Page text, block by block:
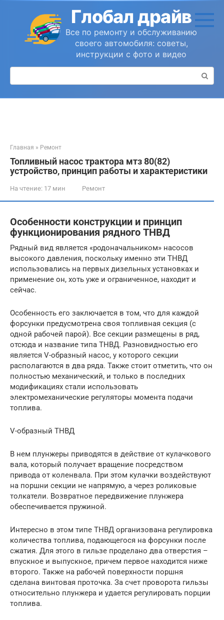
контенту
Глобал драйв
Все по ремонту и обслуживанию
своего автомобиля: советы,
инструкции с фото и видео
Поиск:
Главная » Ремонт
Топливный насос трактора мтз 80(82)
устройство, принцип работы и характеристики
На чтение: 17 мин Ремонт
Особенности конструкции и принцип
функционирования рядного ТНВД
Рядный вид является «родоначальником» насосов
высокого давления, поскольку именно эти ТНВД
использовались на первых дизельных установках и
применение он, хоть уже и ограниченное, находит и
сейчас.
Особенность его заключается в том, что для каждой
форсунки предусмотрена своя топливная секция (с
одной рабочей парой). Все секции размещены в ряд,
отсюда и название типа ТНВД. Разновидностью его
является V-образный насос, у которого секции
располагаются в два ряда. Также стоит отметить, что он
полностью механический, и только в последних
модификациях стали использовать
электромеханические регуляторы момента подачи
топлива.
V-образный ТНВД
В нем плунжеры приводятся в действие от кулачкового
вала, который получает вращение посредством
привода от коленвала. При этом кулачки воздействуют
на поршни секции не напрямую, а через роликовые
толкатели. Возвратное передвижение плунжера
обеспечивается пружиной.
Интересно в этом типе ТНВД организована регулировка
количества топлива, подающегося на форсунки после
сжатия. Для этого в гильзе проделано два отверстия –
впускное и выпускное, причем первое находится ниже
второго. Также на рабочей поверхности поршня
сделана винтовая проточка. За счет проворота гильзы
относительно плунжера и удается регулировать порции
топлива.